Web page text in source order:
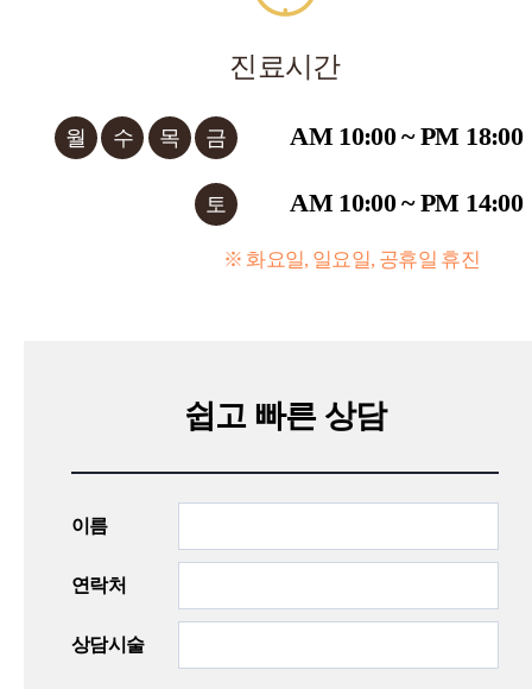
진료시간
월 수 목 금 AM 10:00 ~ PM 18:00
토 AM 10:00 ~ PM 14:00
※ 화요일, 일요일, 공휴일 휴진
쉽고 빠른 상담
이름
연락처
상담시술